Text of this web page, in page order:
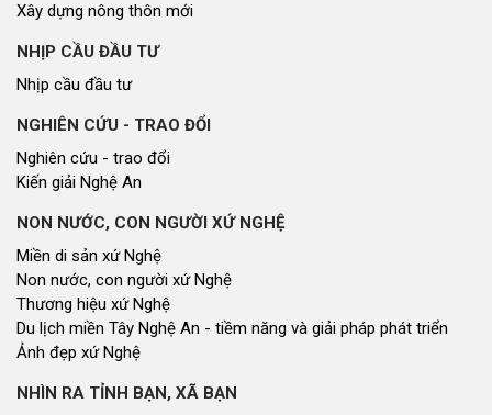
Xây dựng nông thôn mới
NHỊP CẦU ĐẦU TƯ
Nhịp cầu đầu tư
NGHIÊN CỨU - TRAO ĐỔI
Nghiên cứu - trao đổi
Kiến giải Nghệ An
NON NƯỚC, CON NGƯỜI XỨ NGHỆ
Miền di sản xứ Nghệ
Non nước, con người xứ Nghệ
Thương hiệu xứ Nghệ
Du lịch miền Tây Nghệ An - tiềm năng và giải pháp phát triển
Ảnh đẹp xứ Nghệ
NHÌN RA TỈNH BẠN, XÃ BẠN